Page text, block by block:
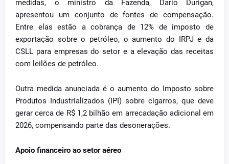
medidas, o ministro da Fazenda, Dario Durigan,
apresentou um conjunto de fontes de compensação.
Entre elas estão a cobrança de 12% de imposto de
exportação sobre o petróleo, o aumento do IRPJ e da
CSLL para empresas do setor e a elevação das receitas
com leilões de petróleo.
Outra medida anunciada é o aumento do Imposto sobre
Produtos Industrializados (IPI) sobre cigarros, que deve
gerar cerca de R$ 1,2 bilhão em arrecadação adicional em
2026, compensando parte das desonerações.
Apoio financeiro ao setor aéreo